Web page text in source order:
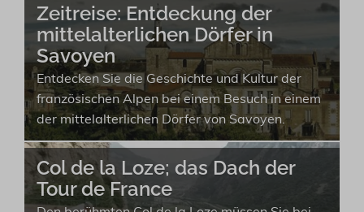
Zeitreise: Entdeckung der
mittelalterlichen Dörfer in
Savoyen
Entdecken Sie die Geschichte und Kultur der
französischen Alpen bei einem Besuch in einem
der mittelalterlichen Dörfer von Savoyen.
Col de la Loze; das Dach der
Tour de France